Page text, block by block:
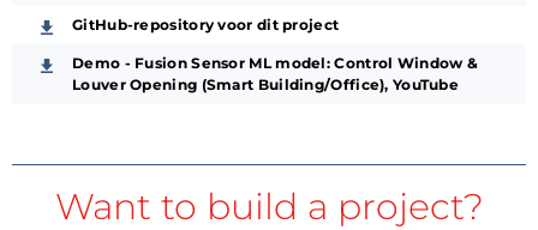
GitHub-repository voor dit project
Demo - Fusion Sensor ML model: Control Window &
Louver Opening (Smart Building/Office), YouTube
Want to build a project?